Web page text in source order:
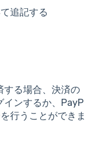
追記する
する場合、決済の
インするか、PayP
行うことができま